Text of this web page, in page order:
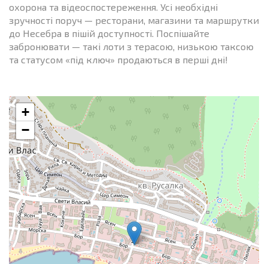
охорона та відеоспостереження. Усі необхідні
зручності поруч — ресторани, магазини та маршрутки
до Несебра в пішій доступності. Поспішайте
забронювати — такі лоти з терасою, низькою таксою
та статусом «під ключ» продаються в перші дні!
+
−